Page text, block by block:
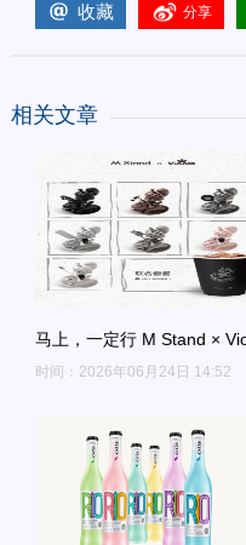
收藏 分享
相关文章
马上，一定行 M Stand ×
时间：2026年06月24日 14:52